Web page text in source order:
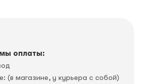
оплаты:
(в магазине, у курьера с собой)